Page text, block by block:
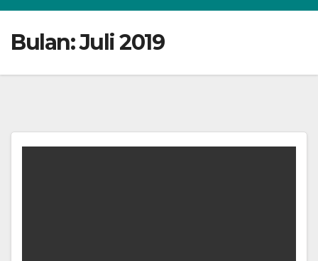
Bulan:Juli 2019